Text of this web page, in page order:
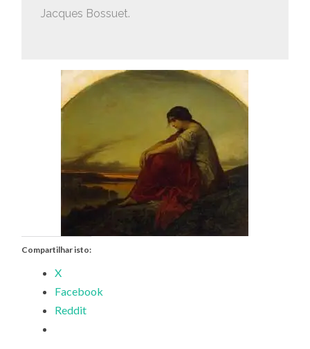
Jacques Bossuet.
Compartilhar isto:
X
Facebook
Reddit